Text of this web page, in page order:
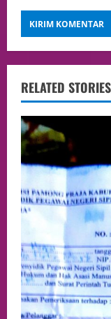
RELATED STORIES